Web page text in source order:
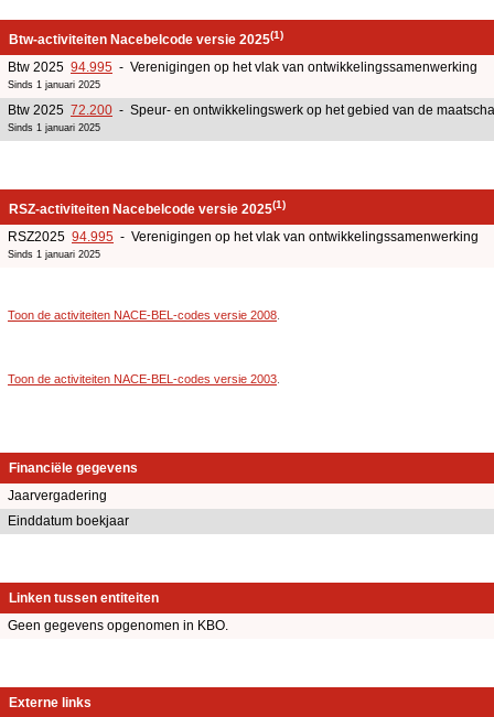
Btw-activiteiten Nacebelcode versie 2025(1)
Btw 2025 94.995 - Verenigingen op het vlak van ontwikkelingssamenwerking
Sinds 1 januari 2025
Btw 2025 72.200 - Speur- en ontwikkelingswerk op het gebied van de
Sinds 1 januari 2025
RSZ-activiteiten Nacebelcode versie 2025(1)
RSZ2025 94.995 - Verenigingen op het vlak van ontwikkelingssamenwerking
Sinds 1 januari 2025
Toon de activiteiten NACE-BEL-codes versie 2008
Toon de activiteiten NACE-BEL-codes versie 2003
Financiële gegevens
Jaarvergadering
Einddatum boekjaar
Linken tussen entiteiten
Geen gegevens opgenomen in KBO.
Externe links